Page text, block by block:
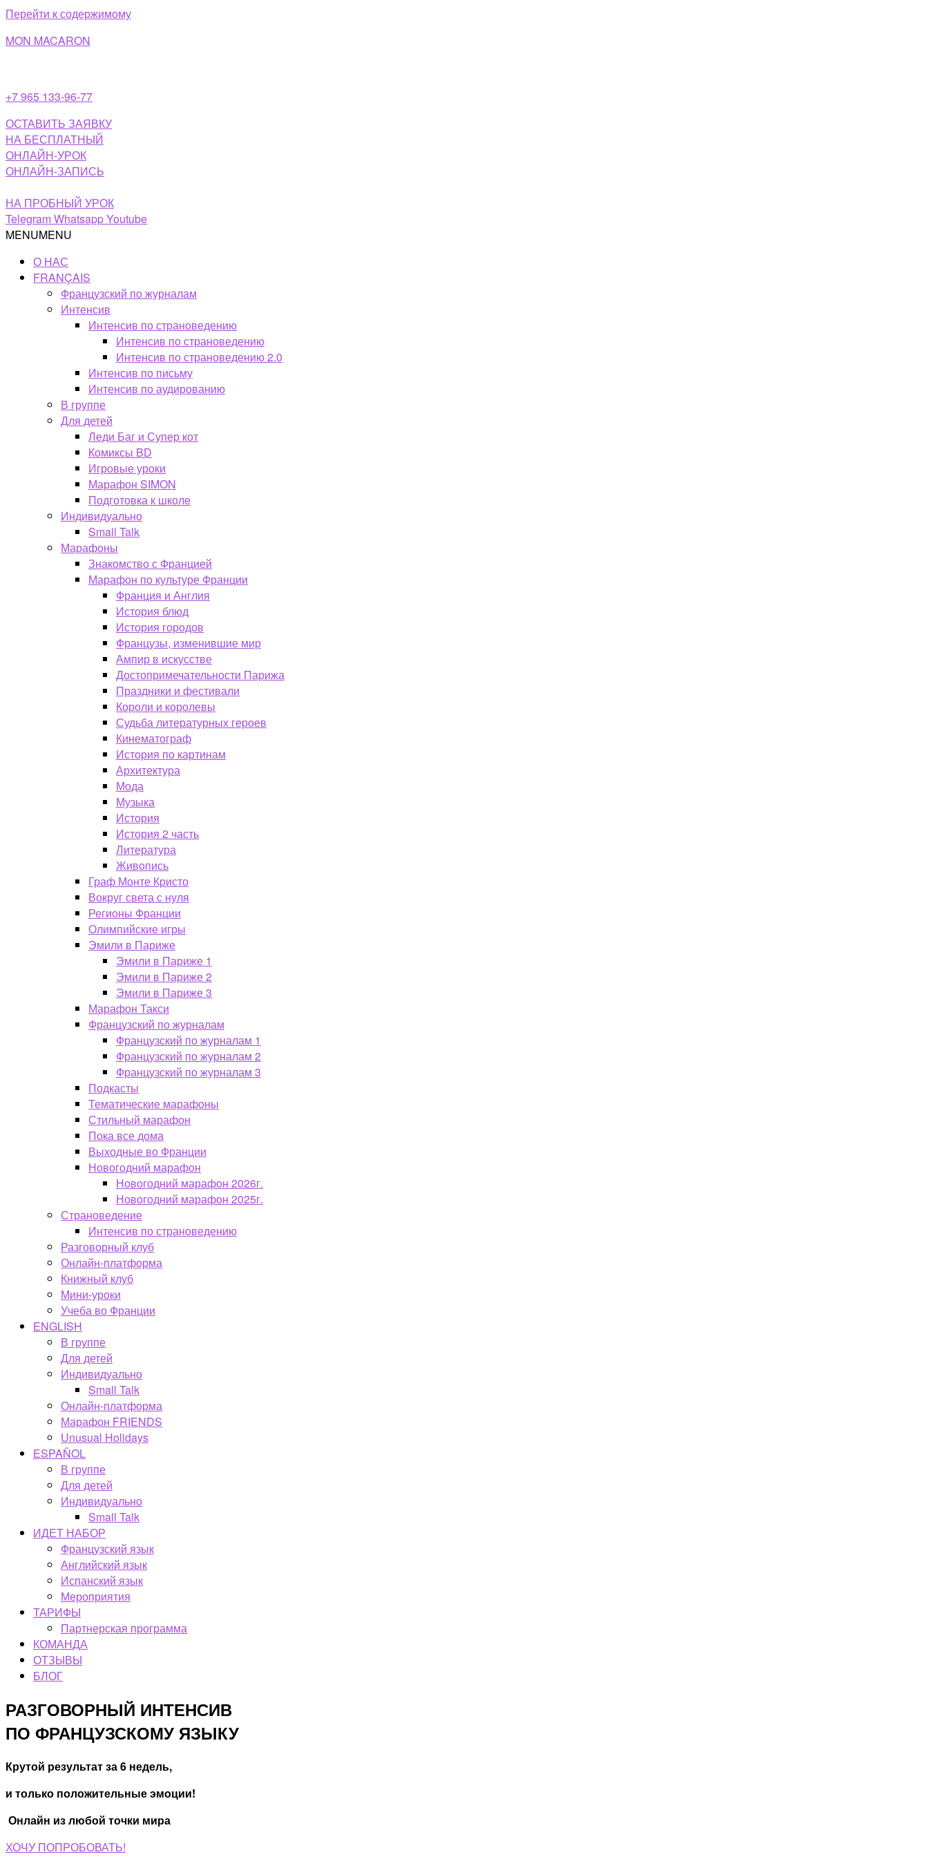
Перейти к содержимому
MON MACARON
+7 965 133-96-77
ОСТАВИТЬ ЗАЯВКУ
НА БЕСПЛАТНЫЙ
ОНЛАЙН-УРОК
ОНЛАЙН-ЗАПИСЬ
НА ПРОБНЫЙ УРОК
TelegramWhatsappYoutube
MENUMENU
О НАС
FRANÇAIS
Французский по журналам
Интенсив
Интенсив по страноведению
Интенсив по страноведению
Интенсив по страноведению 2.0
Интенсив по письму
Интенсив по аудированию
В группе
Для детей
Леди Баг и Супер кот
Комиксы BD
Игровые уроки
Марафон SIMON
Подготовка к школе
Индивидуально
Small Talk
Марафоны
Знакомство с Францией
Марафон по культуре Франции
Франция и Англия
История блюд
История городов
Французы, изменившие мир
Ампир в искусстве
Достопримечательности Парижа
Праздники и фестивали
Короли и королевы
Судьба литературных героев
Кинематограф
История по картинам
Архитектура
Мода
Музыка
История
История 2 часть
Литература
Живопись
Граф Монте Кристо
Вокруг света с нуля
Регионы Франции
Олимпийские игры
Эмили в Париже
Эмили в Париже 1
Эмили в Париже 2
Эмили в Париже 3
Марафон Такси
Французский по журналам
Французский по журналам 1
Французский по журналам 2
Французский по журналам 3
Подкасты
Тематические марафоны
Стильный марафон
Пока все дома
Выходные во Франции
Новогодний марафон
Новогодний марафон 2026г.
Новогодний марафон 2025г.
Страноведение
Интенсив по страноведению
Разговорный клуб
Онлайн-платформа
Книжный клуб
Мини-уроки
Учеба во Франции
ENGLISH
В группе
Для детей
Индивидуально
Small Talk
Онлайн-платформа
Марафон FRIENDS
Unusual Holidays
ESPAÑOL
В группе
Для детей
Индивидуально
Small Talk
ИДЕТ НАБОР
Французский язык
Английский язык
Испанский язык
Мероприятия
ТАРИФЫ
Партнерская программа
КОМАНДА
ОТЗЫВЫ
БЛОГ
РАЗГОВОРНЫЙ ИНТЕНСИВ
ПО ФРАНЦУЗСКОМУ ЯЗЫКУ
Крутой результат за 6 недель,
и только положительные эмоции!
Онлайн из любой точки мира
ХОЧУ ПОПРОБОВАТЬ!